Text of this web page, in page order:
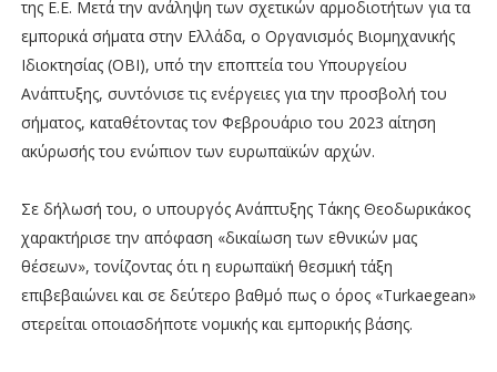
της Ε.Ε. Μετά την ανάληψη των σχετικών αρμοδιοτήτων για τα
εμπορικά σήματα στην Ελλάδα, ο Οργανισμός Βιομηχανικής
Ιδιοκτησίας (ΟΒΙ), υπό την εποπτεία του Υπουργείου
Ανάπτυξης, συντόνισε τις ενέργειες για την προσβολή του
σήματος, καταθέτοντας τον Φεβρουάριο του 2023 αίτηση
ακύρωσής του ενώπιον των ευρωπαϊκών αρχών.
Σε δήλωσή του, ο υπουργός Ανάπτυξης Τάκης Θεοδωρικάκος
χαρακτήρισε την απόφαση «δικαίωση των εθνικών μας
θέσεων», τονίζοντας ότι η ευρωπαϊκή θεσμική τάξη
επιβεβαιώνει και σε δεύτερο βαθμό πως ο όρος «Turkaegean»
στερείται οποιασδήποτε νομικής και εμπορικής βάσης.